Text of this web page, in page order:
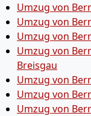
Umzug von
Umzug von
Umzug von
Umzug von
Breisgau
Umzug von
Umzug von
Umzug von